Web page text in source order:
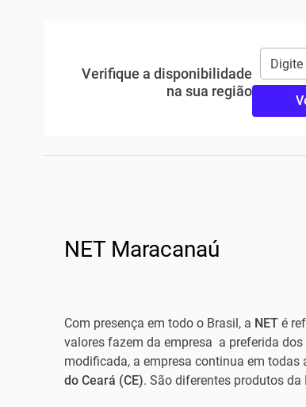
Verifique a disponibilidade
na sua região
NET Maracanaú
Com presença em todo o Brasil, a NET é
valores fazem da empresa a preferida dos
modificada, a empresa continua em todas
do Ceará (CE). São diferentes produtos da